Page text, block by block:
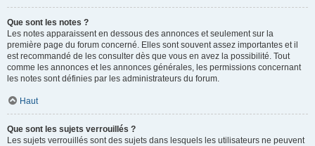
Que sont les notes ?
Les notes apparaissent en dessous des annonces et seulement sur la
première page du forum concerné. Elles sont souvent assez importantes et il
est recommandé de les consulter dès que vous en avez la possibilité. Tout
comme les annonces et les annonces générales, les permissions concernant
les notes sont définies par les administrateurs du forum.
Haut
Que sont les sujets verrouillés ?
Les sujets verrouillés sont des sujets dans lesquels les utilisateurs ne peuvent